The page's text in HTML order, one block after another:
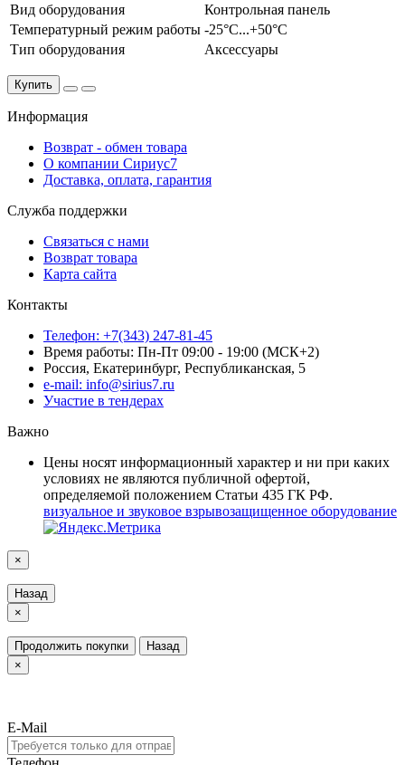
Вид оборудования
Контрольная панель
Температурный режим работы -25°С...+50°С
Тип оборудования
Аксессуары
Купить
Информация
Возврат - обмен товара
О компании Сириус7
Доставка, оплата, гарантия
Служба поддержки
Связаться с нами
Возврат товара
Карта сайта
Контакты
Телефон: +7(343) 247-81-45
Время работы: Пн-Пт 09:00 - 19:00 (МСК+2)
Россия, Екатеринбург, Республиканская, 5
e-mail: info@sirius7.ru
Участие в тендерах
Важно
Цены носят информационный характер и ни при каких
условиях не являются публичной офертой,
определяемой положением Статьи 435 ГК РФ.
визуальное и звуковое взрывозащищенное оборудование
×
Назад
×
Продолжить покупки
Назад
×
E-Mail